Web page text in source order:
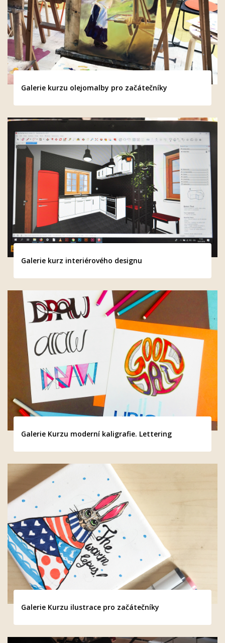
Galerie kurzu olejomalby pro začátečníky
Galerie kurz interiérového designu
Galerie Kurzu moderní kaligrafie. Lettering
Galerie Kurzu ilustrace pro začátečníky